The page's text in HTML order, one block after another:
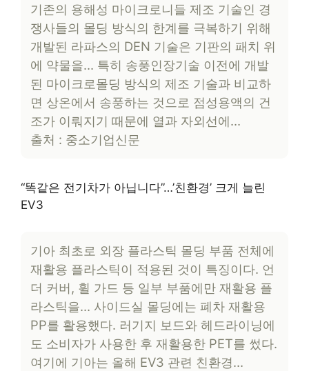
기존의 용해성 마이크로니들 제조 기술인 경
쟁사들의 몰딩 방식의 한계를 극복하기 위해
개발된 라파스의 DEN 기술은 기판의 패치 위
에 약물을… 특히 송풍인장기술 이전에 개발
된 마이크로몰딩 방식의 제조 기술과 비교하
면 상온에서 송풍하는 것으로 점성용액의 건
조가 이뤄지기 때문에 열과 자외선에…
출처 : 중소기업신문
“똑같은 전기차가 아닙니다”…’친환경’ 크게 늘린
EV3
기아 최초로 외장 플라스틱 몰딩 부품 전체에
재활용 플라스틱이 적용된 것이 특징이다. 언
더 커버, 휠 가드 등 일부 부품에만 재활용 플
라스틱을… 사이드실 몰딩에는 폐차 재활용
PP를 활용했다. 러기지 보드와 헤드라이닝에
도 소비자가 사용한 후 재활용한 PET를 썼다.
여기에 기아는 올해 EV3 관련 친환경…